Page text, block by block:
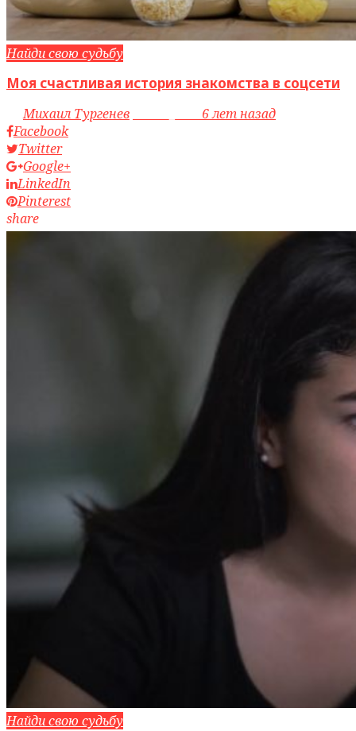
Найди свою судьбу
Моя счастливая история знакомства в соцсети
byМихаил Тургенев
6 лет назад
Facebook
Twitter
Google+
LinkedIn
Pinterest
share
Найди свою судьбу